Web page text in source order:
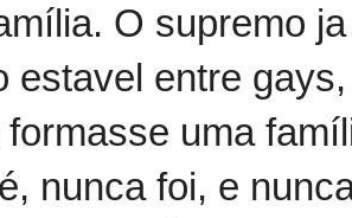
O supremo
estavel entre
uma
nunca foi, e